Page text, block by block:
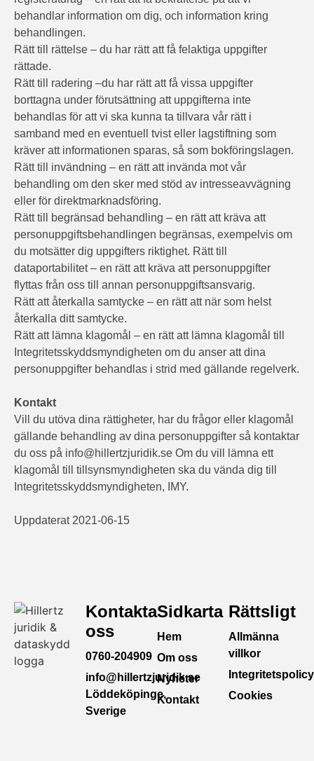
behandlar information om dig, och information kring
behandlingen.
Rätt till rättelse – du har rätt att få felaktiga uppgifter
rättade.
Rätt till radering –du har rätt att få vissa uppgifter
borttagna under förutsättning att uppgifterna inte
behandlas för att vi ska kunna ta tillvara vår rätt i
samband med en eventuell tvist eller lagstiftning som
kräver att informationen sparas, så som bokföringslagen.
Rätt till invändning – en rätt att invända mot vår
behandling om den sker med stöd av intresseavvägning
eller för direktmarknadsföring.
Rätt till begränsad behandling – en rätt att kräva att
personuppgiftsbehandlingen begränsas, exempelvis om
du motsätter dig uppgifters riktighet. Rätt till
dataportabilitet – en rätt att kräva att personuppgifter
flyttas från oss till annan personuppgiftsansvarig.
Rätt att återkalla samtycke – en rätt att när som helst
återkalla ditt samtycke.
Rätt att lämna klagomål – en rätt att lämna klagomål till
Integritetsskyddsmyndigheten om du anser att dina
personuppgifter behandlas i strid med gällande regelverk.
Kontakt
Vill du utöva dina rättigheter, har du frågor eller klagomål
gällande behandling av dina personuppgifter så kontaktar
du oss på info@hillertzjuridik.se Om du vill lämna ett
klagomål till tillsynsmyndigheten ska du vända dig till
Integritetsskyddsmyndigheten, IMY.
Uppdaterat 2021-06-15
Kontakta
oss
0760-204909
info@hillertzjuridik.se
Löddeköpinge,
Sverige
Sidkarta
Hem
Om oss
Nyheter
Kontakt
Rättsligt
Allmänna
villkor
Integritetspolicy
Cookies